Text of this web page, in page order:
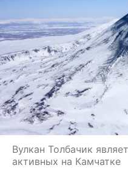
Вулкан Толбачик
активных на Камчатке